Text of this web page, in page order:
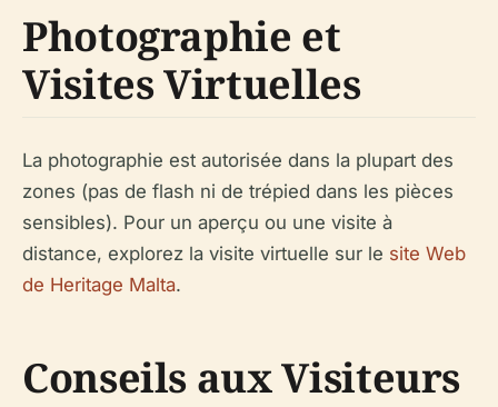
Photographie et
Visites Virtuelles
La photographie est autorisée dans la plupart des
zones (pas de flash ni de trépied dans les pièces
sensibles). Pour un aperçu ou une visite à
distance, explorez la visite virtuelle sur le site Web
de Heritage Malta.
Conseils aux Visiteurs